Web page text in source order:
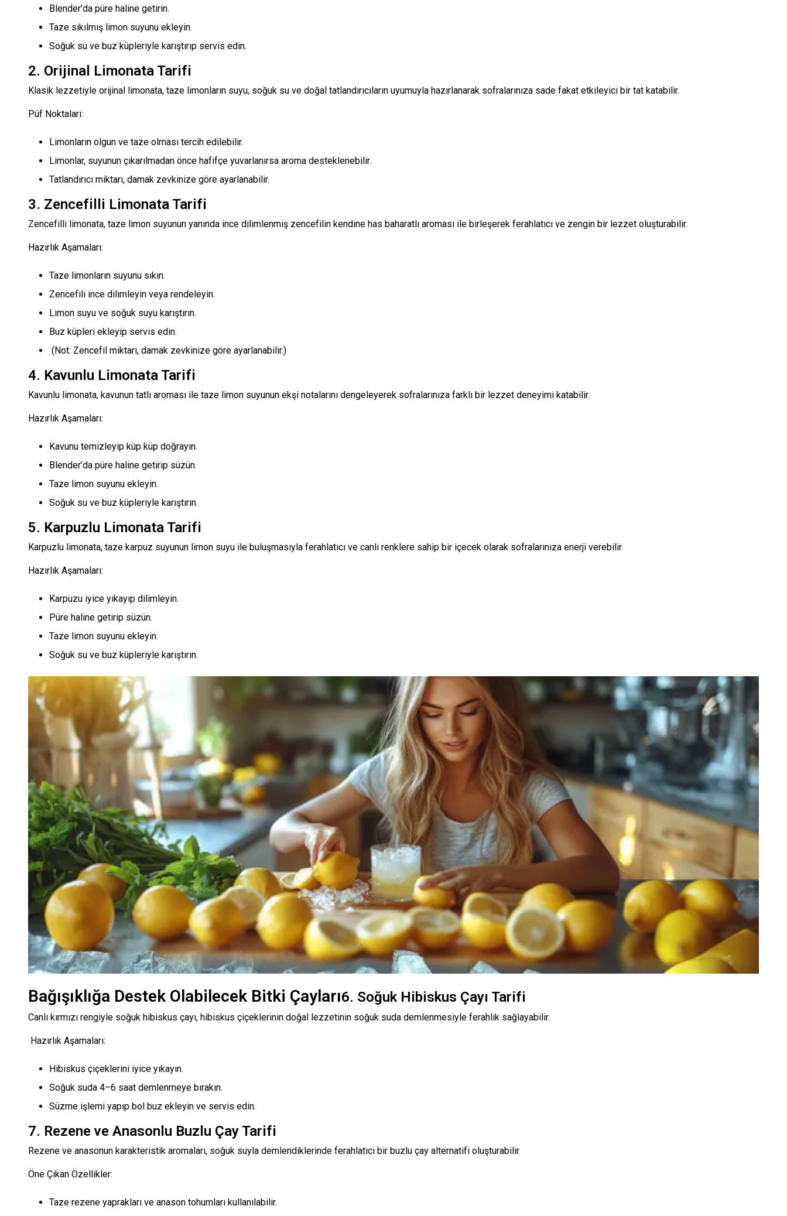
Blender’da püre haline getirin.
Taze sıkılmış limon suyunu ekleyin.
Soğuk su ve buz küpleriyle karıştırıp servis edin.
2. Orijinal Limonata Tarifi
Klasik lezzetiyle orijinal limonata, taze limonların suyu, soğuk su ve doğal tatlandırıcıların uyumuyla hazırlanarak sofralarınıza sade fakat etkileyici bir tat katabilir.
Püf Noktaları:
Limonların olgun ve taze olması tercih edilebilir.
Limonlar, suyunun çıkarılmadan önce hafifçe yuvarlanırsa aroma desteklenebilir.
Tatlandırıcı miktarı, damak zevkinize göre ayarlanabilir.
3. Zencefilli Limonata Tarifi
Zencefilli limonata, taze limon suyunun yanında ince dilimlenmiş zencefilin kendine has baharatlı aroması ile birleşerek ferahlatıcı ve zengin bir lezzet oluşturabilir.
Hazırlık Aşamaları:
Taze limonların suyunu sıkın.
Zencefili ince dilimleyin veya rendeleyin.
Limon suyu ve soğuk suyu karıştırın.
Buz küpleri ekleyip servis edin.
(Not: Zencefil miktarı, damak zevkinize göre ayarlanabilir.)
4. Kavunlu Limonata Tarifi
Kavunlu limonata, kavunun tatlı aroması ile taze limon suyunun ekşi notalarını dengeleyerek sofralarınıza farklı bir lezzet deneyimi katabilir.
Hazırlık Aşamaları:
Kavunu temizleyip küp küp doğrayın.
Blender’da püre haline getirip süzün.
Taze limon suyunu ekleyin.
Soğuk su ve buz küpleriyle karıştırın.
5. Karpuzlu Limonata Tarifi
Karpuzlu limonata, taze karpuz suyunun limon suyu ile buluşmasıyla ferahlatıcı ve canlı renklere sahip bir içecek olarak sofralarınıza enerji verebilir.
Hazırlık Aşamaları:
Karpuzu iyice yıkayıp dilimleyin.
Püre haline getirip süzün.
Taze limon suyunu ekleyin.
Soğuk su ve buz küpleriyle karıştırın.
Bağışıklığa Destek Olabilecek Bitki Çayları6. Soğuk Hibiskus Çayı Tarifi
Canlı kırmızı rengiyle soğuk hibiskus çayı, hibiskus çiçeklerinin doğal lezzetinin soğuk suda demlenmesiyle ferahlık sağlayabilir.
Hazırlık Aşamaları:
Hibiskus çiçeklerini iyice yıkayın.
Soğuk suda 4–6 saat demlenmeye bırakın.
Süzme işlemi yapıp bol buz ekleyin ve servis edin.
7. Rezene ve Anasonlu Buzlu Çay Tarifi
Rezene ve anasonun karakteristik aromaları, soğuk suyla demlendiklerinde ferahlatıcı bir buzlu çay alternatifi oluşturabilir.
Öne Çıkan Özellikler:
Taze rezene yaprakları ve anason tohumları kullanılabilir.